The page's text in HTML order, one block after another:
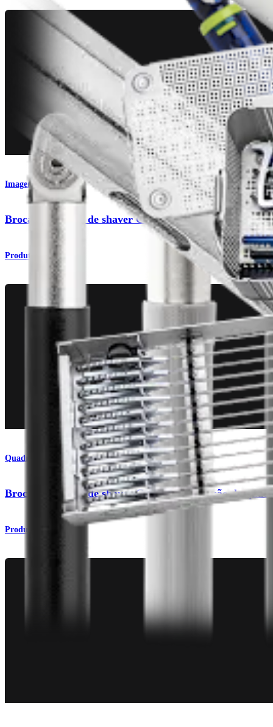
Imagem e ressecção
Brocas e lâminas de shaver CoolCut - Extensão do
Produto
Quadril
Brocas e lâminas de shaver CoolCut - Extensão do
Produto